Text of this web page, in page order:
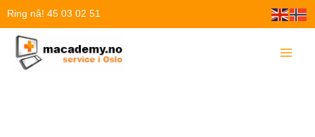
Hopp
innholdet
Ring nå! 45 03 02 51